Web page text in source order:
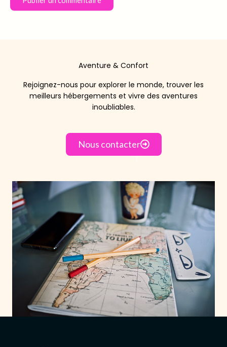
Aventure & Confort
Rejoignez-nous pour explorer le monde, trouver les
meilleurs hébergements et vivre des aventures
inoubliables.
Nous contacter